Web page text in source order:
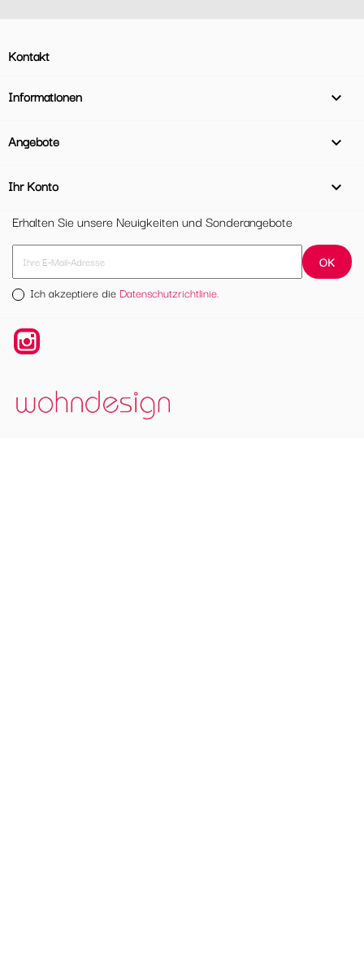
Kontakt
Informationen 
Angebote 
Ihr Konto

Erhalten Sie unsere Neuigkeiten und Sonderangebote
Ich akzeptiere die Datenschutzrichtlinie.